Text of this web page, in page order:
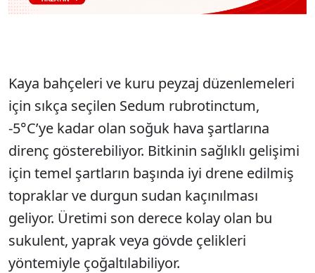
Kaya bahçeleri ve kuru peyzaj düzenlemeleri
için sıkça seçilen Sedum rubrotinctum,
-5°C’ye kadar olan soğuk hava şartlarına
direnç gösterebiliyor. Bitkinin sağlıklı gelişimi
için temel şartların başında iyi drene edilmiş
topraklar ve durgun sudan kaçınılması
geliyor. Üretimi son derece kolay olan bu
sukulent, yaprak veya gövde çelikleri
yöntemiyle çoğaltılabiliyor.